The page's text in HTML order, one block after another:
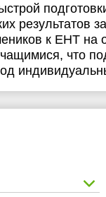
результатов
к ЕНТ на
что